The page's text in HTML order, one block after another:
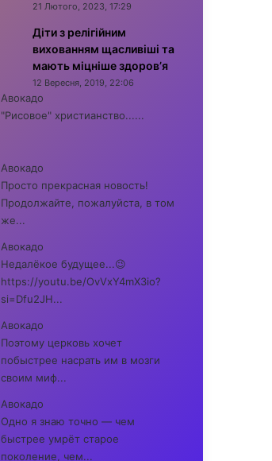
21 Лютого, 2023, 17:29
Діти з релігійним
вихованням щасливіші та
мають міцніше здоров’я
12 Вересня, 2019, 22:06
Авокадо
"Рисовое" христианство......
Авокадо
Просто прекрасная новость!
Продолжайте, пожалуйста, в том
же...
Авокадо
Недалёкое будущее...😉
https://youtu.be/OvVxY4mX3io?
si=Dfu2JH...
Авокадо
Поэтому церковь хочет
побыстрее насрать им в мозги
своим миф...
Авокадо
Одно я знаю точно — чем
быстрее умрёт старое
поколение, чем...